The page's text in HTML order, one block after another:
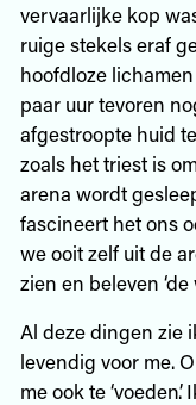
vervaarlijke kop
ruige stekels eraf
hoofdloze lichamen
paar uur tevoren
afgestroopte huid
zoals het triest is
arena wordt
fascineert het ons
we ooit zelf uit de
zien en beleven ‘de
Al deze dingen zie
levendig voor me.
me ook te